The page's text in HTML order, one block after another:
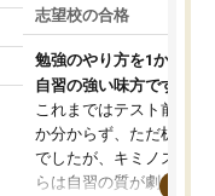
志望校の合格
勉強のやり方を1から教
自習の強い味方です。
これまではテスト前に何
か分からず、ただ机に座
でしたが、キミノスクー
らは自習の質が劇的に変